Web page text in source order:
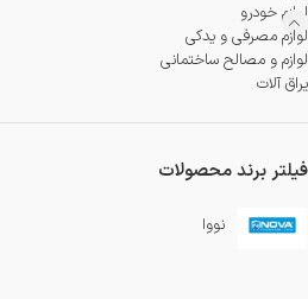
لوازم خودرو
لوازم مصرفی و یدکی
لوازم و مصالح ساختمانی
یراق آلات
فیلتر برند محصولات
نووا